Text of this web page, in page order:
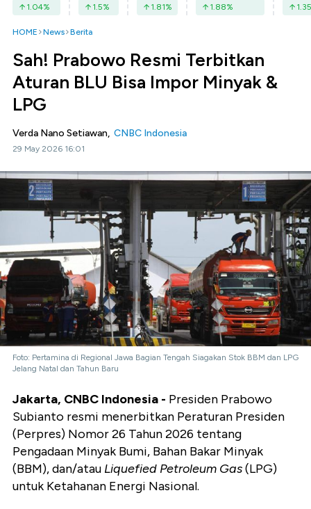
1.04% 1.5% 1.81% 1.88% 1.35
HOME News Berita
Sah! Prabowo Resmi Terbitkan
Aturan BLU Bisa Impor Minyak &
LPG
Verda Nano Setiawan, CNBC Indonesia
29 May 2026 16:01
Foto: Pertamina di Regional Jawa Bagian Tengah Siagakan Stok BBM dan LPG
Jelang Natal dan Tahun Baru
Jakarta, CNBC Indonesia - Presiden Prabowo
Subianto resmi menerbitkan Peraturan Presiden
(Perpres) Nomor 26 Tahun 2026 tentang
Pengadaan Minyak Bumi, Bahan Bakar Minyak
(BBM), dan/atau Liquefied Petroleum Gas(LPG)
untuk Ketahanan Energi Nasional.